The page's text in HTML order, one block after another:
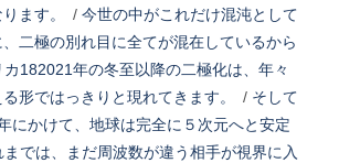
ます。
/ 今世の中がこれだけ混沌として
二極の別れ目に全てが混在しているから
カ182021年の冬至以降の二極化は、年々
形ではっきりと現れてきます。
/ そして
にかけて、地球は完全に５次元へと安定
までは、まだ周波数が違う相手が視界に入